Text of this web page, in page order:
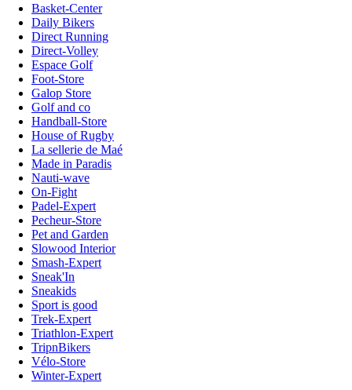
Basket-Center
Daily Bikers
Direct Running
Direct-Volley
Espace Golf
Foot-Store
Galop Store
Golf and co
Handball-Store
House of Rugby
La sellerie de Maé
Made in Paradis
Nauti-wave
On-Fight
Padel-Expert
Pecheur-Store
Pet and Garden
Slowood Interior
Smash-Expert
Sneak'In
Sneakids
Sport is good
Trek-Expert
Triathlon-Expert
TripnBikers
Vélo-Store
Winter-Expert